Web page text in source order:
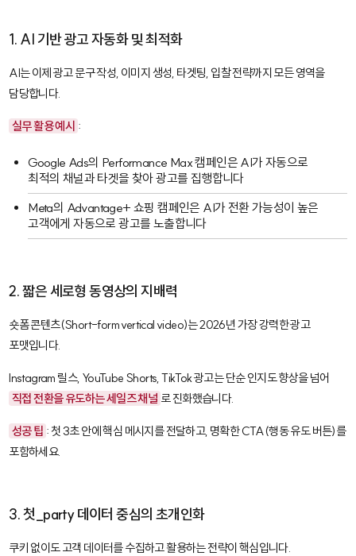
1. AI 기반 광고 자동화 및 최적화
AI는 이제 광고 문구 작성, 이미지 생성, 타겟팅, 입찰 전략까지 모든 영역을
담당합니다.
실무 활용 예시 :
Google Ads의 Performance Max 캠페인은 AI가 자동으로
최적의 채널과 타겟을 찾아 광고를 집행합니다
Meta의 Advantage+ 쇼핑 캠페인은 AI가 전환 가능성이 높은
고객에게 자동으로 광고를 노출합니다
2. 짧은 세로형 동영상의 지배력
숏폼 콘텐츠(Short-form vertical video)는 2026년 가장 강력한 광고
포맷입니다.
Instagram 릴스, YouTube Shorts, TikTok 광고는 단순 인지도 향상을 넘어
직접 전환을 유도하는 세일즈 채널 로 진화했습니다.
성공 팁 : 첫 3초 안에 핵심 메시지를 전달하고, 명확한 CTA(행동 유도 버튼)를
포함하세요.
3. 첫_party 데이터 중심의 초개인화
쿠키 없이도 고객 데이터를 수집하고 활용하는 전략이 핵심입니다.